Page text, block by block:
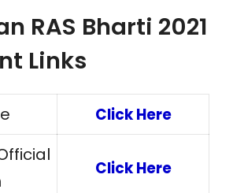
RAS Bharti 2021
Links
Click Here
Click Here